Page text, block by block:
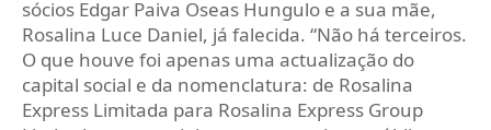
sócios Edgar Paiva Oseas Hungulo e a sua mãe,
Rosalina Luce Daniel, já falecida. “Não há terceiros.
O que houve foi apenas uma actualização do
capital social e da nomenclatura: de Rosalina
Express Limitada para Rosalina Express Group